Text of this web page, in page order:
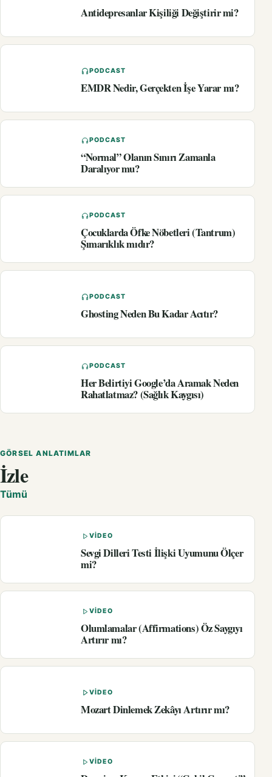
Antidepresanlar Kişiliği Değiştirir mi?
PODCAST
EMDR Nedir, Gerçekten İşe Yarar mı?
PODCAST
“Normal” Olanın Sınırı Zamanla
Daralıyor mu?
PODCAST
Çocuklarda Öfke Nöbetleri (Tantrum)
Şımarıklık mıdır?
PODCAST
Ghosting Neden Bu Kadar Acıtır?
PODCAST
Her Belirtiyi Google’da Aramak Neden
Rahatlatmaz? (Sağlık Kaygısı)
GÖRSEL ANLATIMLAR
İzle
Tümü
VIDEO
Sevgi Dilleri Testi İlişki Uyumunu Ölçer
mi?
VIDEO
Olumlamalar (Affirmations) Öz Saygıyı
Artırır mı?
VIDEO
Mozart Dinlemek Zekâyı Artırır mı?
VIDEO